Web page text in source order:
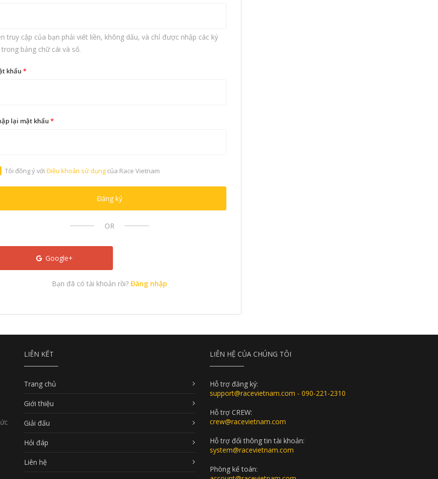
truy cập của bạn phải viết liền, không dấu, và chỉ được nhập các ký
bảng chữ cái và số.
khẩu *
lại mật khẩu *
Tôi đồng ý với Điều khoản sử dụngcủa Race Vietnam
Đăng ký
OR
Google+
Bạn đã có tài khoản rồi? Đăng nhập
LIÊN KẾT
Trang chủ
Giới thiệu
Giải đấu
Hỏi đáp
Liên hệ
LIÊN HỆ CỦA CHÚNG TÔI
Hỗ trợ đăng ký:
support@racevietnam.com - 090-221-2310
Hỗ trợ CREW:
crew@racevietnam.com
Hỗ trợ đổi thông tin tài khoản:
system@racevietnam.com
Phòng kế toán: